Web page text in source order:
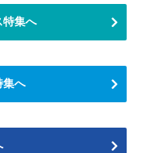
特集へ
集へ